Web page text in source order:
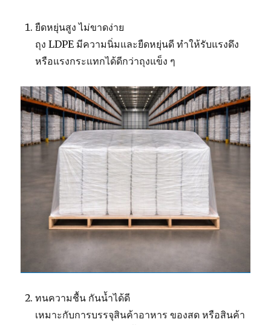
ยืดหยุ่นสูง ไม่ขาดง่าย
ถุง LDPE มีความนิ่มและยืดหยุ่นดี ทำให้รับแรงดึง
หรือแรงกระแทกได้ดีกว่าถุงแข็ง ๆ
ทนความชื้น กันน้ำได้ดี
เหมาะกับการบรรจุสินค้าอาหาร ของสด หรือสินค้า